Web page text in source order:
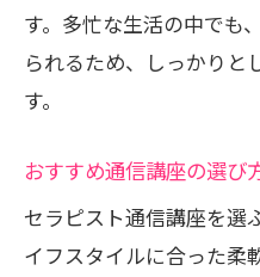
す。多忙な生活の中でも
られるため、しっかりと
す。
おすすめ通信講座の選び
セラピスト通信講座を選
イフスタイルに合った柔